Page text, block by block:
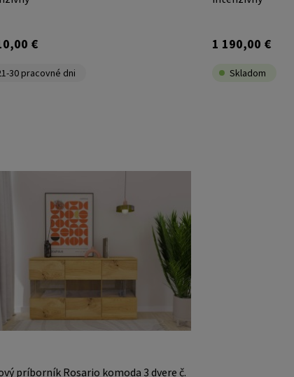
€
30 pracovné dni
1 190,00 €
Skladom
príborník Rosario komoda 3 dvere č.